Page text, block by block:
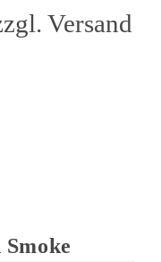
Versand